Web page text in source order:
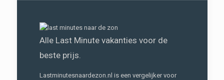
Alle Last Minute vakanties voor de
beste prijs.
Lastminutesnaardezon.nl is een vergelijker voor